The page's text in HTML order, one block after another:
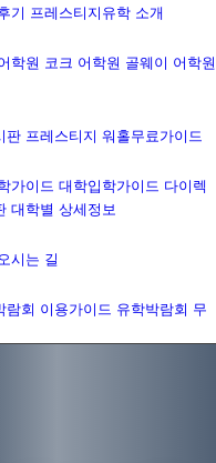
기 프레스티지유학 소개
학원 코크 어학원 골웨이 어학원
판 프레스티지 워홀무료가이드
가이드 대학입학가이드 다이렉
대학별 상세정보
시는 길
람회 이용가이드 유학박람회 무